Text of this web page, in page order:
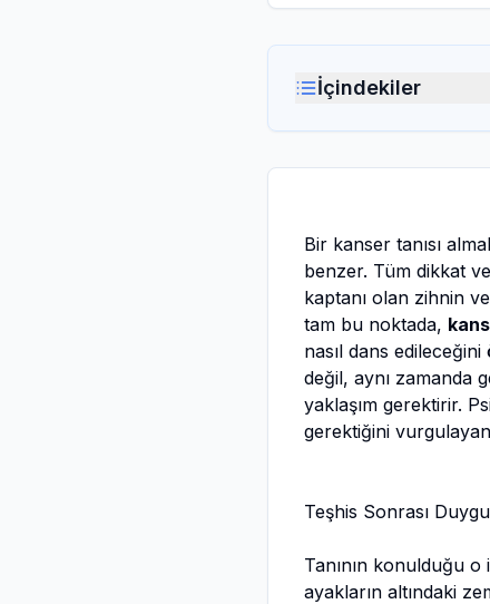
İçindekiler
Bir kanser tanısı
benzer. Tüm dikkat
kaptanı olan zihnin
tam bu noktada,
nasıl dans
değil, aynı zamanda
yaklaşım gerektirir.
gerektiğini
Teşhis Sonrası
Tanının konulduğu
ayakların altındaki